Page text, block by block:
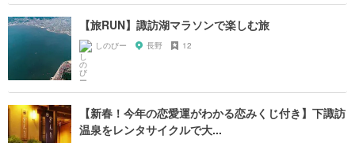
【旅RUN】諏訪湖マラソンで楽しむ旅
しのびー 長野 12
【新春！今年の恋愛運がわかる恋みくじ付き】下諏訪
温泉をレンタサイクルで大...